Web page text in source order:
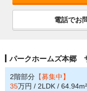
電話でお
パークホームズ本郷
2階部分 【募集中】
35万円 / 2LDK / 64.94m²